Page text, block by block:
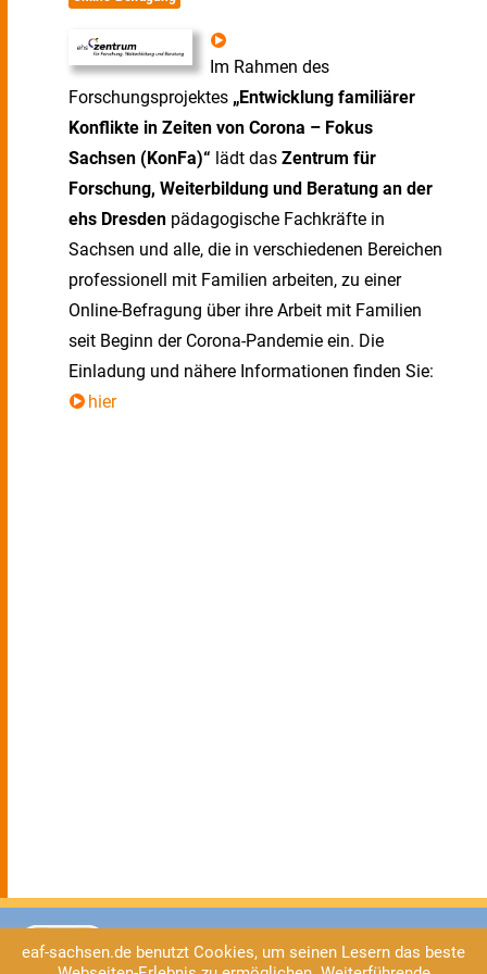
Im Rahmen des
Forschungsprojektes „Entwicklung familiärer
Konflikte in Zeiten von Corona – Fokus
Sachsen (KonFa)“ lädt das Zentrum für
Forschung, Weiterbildung und Beratung an der
ehs Dresden pädagogische Fachkräfte in
Sachsen und alle, die in verschiedenen Bereichen
professionell mit Familien arbeiten, zu einer
Online-Befragung über ihre Arbeit mit Familien
seit Beginn der Corona-Pandemie ein. Die
Einladung und nähere Informationen finden Sie:
hier
eaf-sachsen.de benutzt Cookies, um seinen Lesern das beste